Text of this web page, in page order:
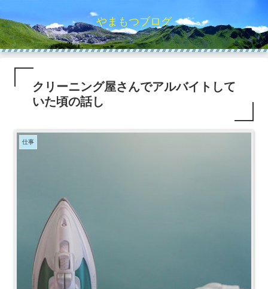
やまもつブログ
クリーニング屋さんでアルバイトして
いた頃の話し
仕事